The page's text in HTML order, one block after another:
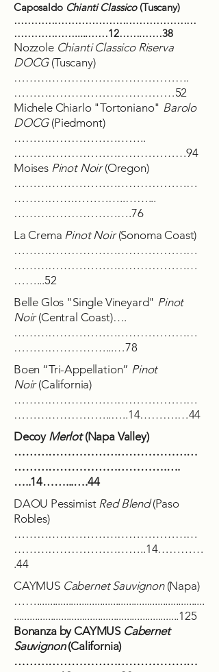
Caposaldo Chianti Classico(Tuscany)
………………………………………………
……………….....……12…….……38
Nozzole Chianti Classico Riserva
DOCG(Tuscany)
……………………………………….
……………………………………52
Michele Chiarlo "Tortoniano" Barolo
DOCG(Piedmont)
……………………………..
………………………………………94
Moises Pinot Noir(Oregon)
…………………………………………
…………….…………..……...
………………………….76
La Crema Pinot Noir(Sonoma Coast)
…………………………………………
…………………………………………
……...52
Belle Glos "Single Vineyard" Pinot
Noir(Central Coast)….
…………………………………………
……………………...…78
Boen “Tri-Appellation” Pinot
Noir(California)
…………………………………………
……………………..…..14……….…44
Decoy Merlot(Napa Valley)
…………………………………………
………………………………….….
…..14……...….44
DAOU Pessimist Red Blend(Paso
Robles)
…………………………………………
……………………………..14…………
.44
CAYMUS Cabernet Sauvignon(Napa)
……................................................................
...............................................................125
Bonanza by CAYMUS Cabernet
Sauvignon(California)
…………………………………………